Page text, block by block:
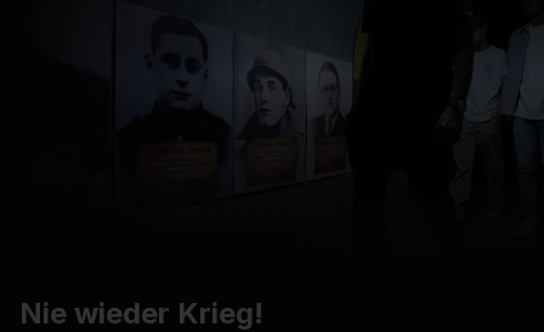
Nie wieder Krieg!